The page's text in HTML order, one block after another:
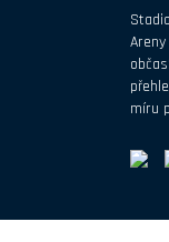
míru